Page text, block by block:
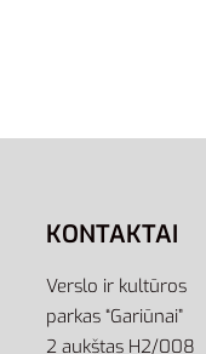
KONTAKTAI
Verslo ir kultūros
parkas “Gariūnai”
2 aukštas H2/008